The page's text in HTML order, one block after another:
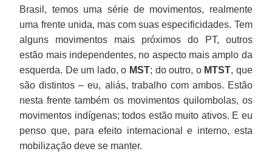
Brasil, temos uma série de movimentos, realmente
uma frente unida, mas com suas especificidades. Tem
alguns movimentos mais próximos do PT, outros
estão mais independentes, no aspecto mais amplo da
esquerda. De um lado, o MST; do outro, o MTST, que
são distintos – eu, aliás, trabalho com ambos. Estão
nesta frente também os movimentos quilombolas, os
movimentos indígenas; todos estão muito ativos. E eu
penso que, para efeito internacional e interno, esta
mobilização deve se manter.